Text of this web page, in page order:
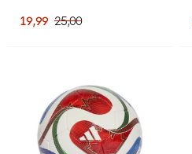
19,99 25,00